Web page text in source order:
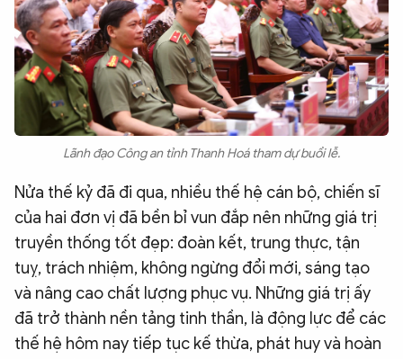
Lãnh đạo Công an tỉnh Thanh Hoá tham dự buổi lễ.
Nửa thế kỷ đã đi qua, nhiều thế hệ cán bộ, chiến sĩ
của hai đơn vị đã bền bỉ vun đắp nên những giá trị
truyền thống tốt đẹp: đoàn kết, trung thực, tận
tuỵ, trách nhiệm, không ngừng đổi mới, sáng tạo
và nâng cao chất lượng phục vụ. Những giá trị ấy
đã trở thành nền tảng tinh thần, là động lực để các
thế hệ hôm nay tiếp tục kế thừa, phát huy và hoàn